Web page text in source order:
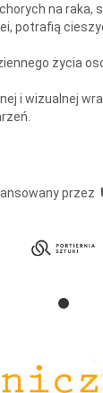
na
potrafią
życia
i wizualnej
przez